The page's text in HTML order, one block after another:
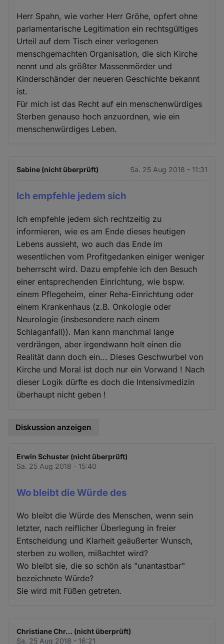
Herr Spahn, wie vorher Herr Gröhe, opfert ohne
parlamentarische Legitimation ein rechtsgültiges
Urteil auf dem Tisch einer verlogenen
menschgemachten Organisation, die sich Kirche
nennt und als größter Massenmörder und
Kinderschänder der neueren Geschichte bekannt
ist.
Für mich ist das Recht auf ein menschenwürdiges
Sterben genauso hoch anzuordnen, wie ein
menschenwürdiges Leben.
Sabine (nicht überprüft) Sa. 25 Aug 2018 - 11:31
Ich empfehle jedem sich
Ich empfehle jedem sich rechtzeitig zu
informieren, wie es am Ende dieses heutigen
Lebens aussieht, wo auch das Ende im
wesentlichen vom Profitgedanken einiger weniger
beherrscht wird. Dazu empfehle ich den Besuch
einer entsprechenden Einrichtung, wie bspw.
einem Pflegeheim, einer Reha-Einrichtung oder
einem Krankenhaus (z.B. Onkologie oder
Neurologie (insbesondere nach einem
Schlaganfall)). Man kann manchmal lange
verdrängen, aber irgendwann holt einen die
Realität dann doch ein... Dieses Geschwurbel von
Kirche und Moral ist doch nur ein Vorwand ! Nach
dieser Logik dürfte es doch die Intensivmedizin
überhaupt nicht geben !
Diskussion anzeigen
Erwin Schuster (nicht überprüft)
Sa. 25 Aug 2018 - 15:40
Wo bleibt die Würde des
Wo bleibt die Würde des Menschen, wenn sein
letzter, nach reiflicher Überlegung in freier
Entscheidung und Klarheit geäußerter Wunsch,
sterben zu wollen, mißachtet wird?
Wo bleibt sie, die so schön als "unantastbar"
bezeichnete Würde?
Sie wird mit Füßen getreten.
Christiane Chr… (nicht überprüft)
Sa. 25 Aug 2018 - 16:21